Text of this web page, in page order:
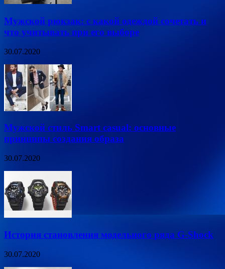
Мужской рюкзак: с какой одеждой сочетать и
что учитывать при его выборе
30.07.2020
Мужской стиль Smart casual: основные
принципы создания образа
30.07.2020
История становления модельного ряда G-Shock
30.07.2020